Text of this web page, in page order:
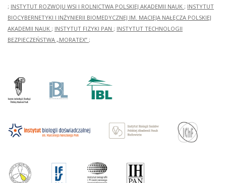
; INSTYTUT ROZWOJU WSI I ROLNICTWA POLSKIEJ AKADEMII NAUK ; INSTYTUT
BIOCYBERNETYKI I INŻYNIERII BIOMEDYCZNEJ IM. MACIEJA NAŁĘCZA POLSKIEJ
AKADEMII NAUK ; INSTYTUT FIZYKI PAN ; INSTYTUT TECHNOLOGII
BEZPIECZEŃSTWA „MORATEX” ;